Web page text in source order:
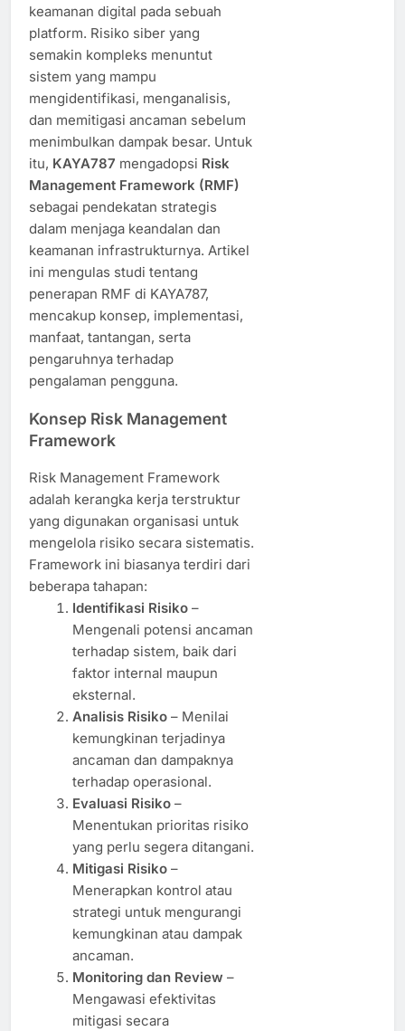
keamanan digital pada sebuah
platform. Risiko siber yang
semakin kompleks menuntut
sistem yang mampu
mengidentifikasi, menganalisis,
dan memitigasi ancaman sebelum
menimbulkan dampak besar. Untuk
itu, KAYA787 mengadopsi Risk
Management Framework (RMF)
sebagai pendekatan strategis
dalam menjaga keandalan dan
keamanan infrastrukturnya. Artikel
ini mengulas studi tentang
penerapan RMF di KAYA787,
mencakup konsep, implementasi,
manfaat, tantangan, serta
pengaruhnya terhadap
pengalaman pengguna.
Konsep Risk Management
Framework
Risk Management Framework
adalah kerangka kerja terstruktur
yang digunakan organisasi untuk
mengelola risiko secara sistematis.
Framework ini biasanya terdiri dari
beberapa tahapan:
Identifikasi Risiko–
Mengenali potensi ancaman
terhadap sistem, baik dari
faktor internal maupun
eksternal.
Analisis Risiko– Menilai
kemungkinan terjadinya
ancaman dan dampaknya
terhadap operasional.
Evaluasi Risiko–
Menentukan prioritas risiko
yang perlu segera ditangani.
Mitigasi Risiko–
Menerapkan kontrol atau
strategi untuk mengurangi
kemungkinan atau dampak
ancaman.
Monitoring dan Review –
Mengawasi efektivitas
mitigasi secara